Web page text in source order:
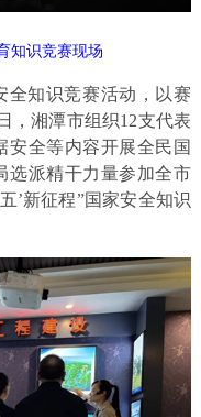
知识竞赛现场
全知识竞赛活动，以赛
，湘潭市组织12支代表
安全等内容开展全民国
选派精干力量参加全市
’新征程”国家安全知识